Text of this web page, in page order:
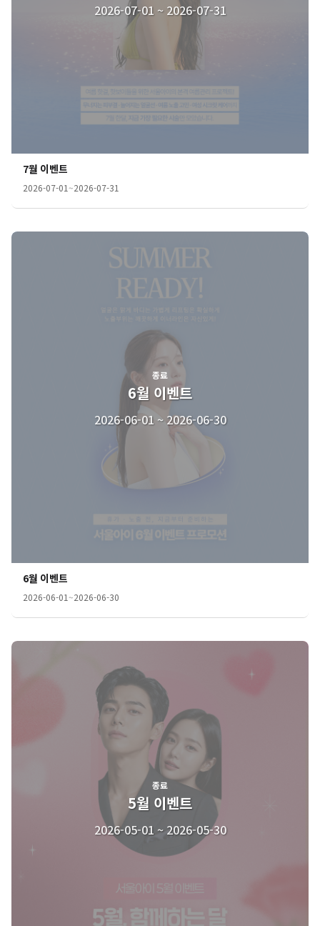
2026-07-01 ~ 2026-07-31
7월 이벤트
2026-07-01~2026-07-31
종료
6월 이벤트
2026-06-01 ~ 2026-06-30
6월 이벤트
2026-06-01~2026-06-30
종료
5월 이벤트
2026-05-01 ~ 2026-05-30